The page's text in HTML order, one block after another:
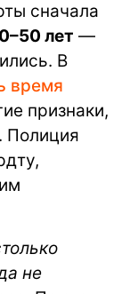
сначала
лет —
В
время
признаки,
Полиция
не